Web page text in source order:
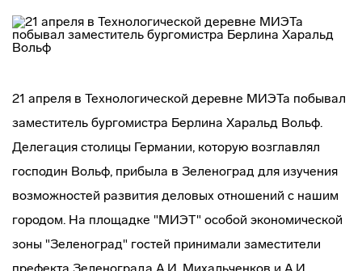
21 апреля в Технологической деревне МИЭТа побывал
заместитель бургомистра Берлина Харальд Вольф.
Делегация столицы Германии, которую возглавлял
господин Вольф, прибыла в Зеленоград для изучения
возможностей развития деловых отношений с нашим
городом. На площадке "МИЭТ" особой экономической
зоны "Зеленоград" гостей принимали заместители